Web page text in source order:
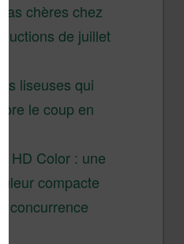
pas chères chez
de juillet
liseuses qui
le coup en
HD Color : une
compacte
concurrence